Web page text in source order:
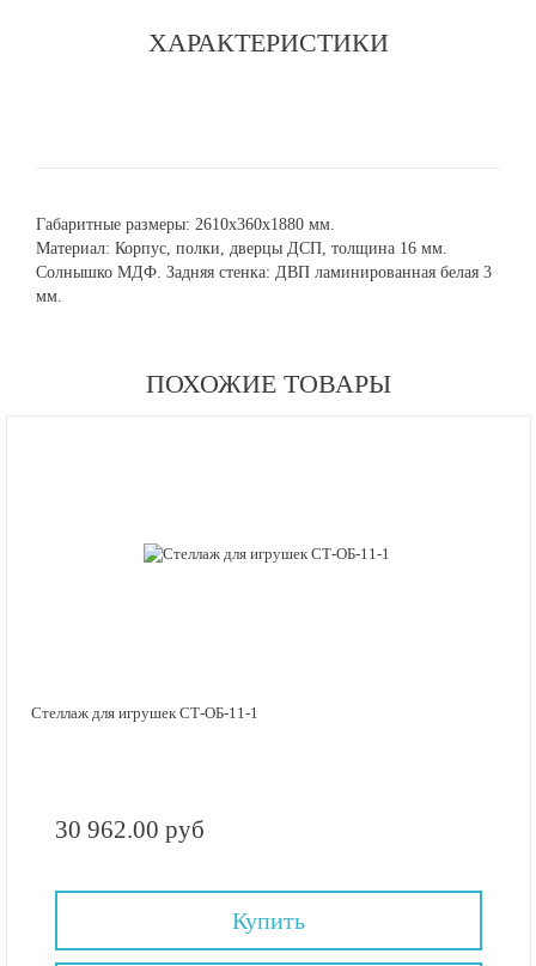
ХАРАКТЕРИСТИКИ
Габаритные размеры: 2610х360х1880 мм.
Материал: Корпус, полки, дверцы ДСП, толщина 16 мм.
Солнышко МДФ. Задняя стенка: ДВП ламинированная белая 3
мм.
ПОХОЖИЕ ТОВАРЫ
Стеллаж для игрушек СТ-ОБ-11-1
30 962.00 руб
Купить